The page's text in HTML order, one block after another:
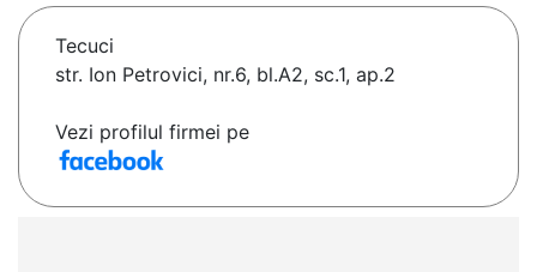
Tecuci
str. Ion Petrovici, nr.6, bl.A2, sc.1, ap.2
Vezi profilul firmei pe